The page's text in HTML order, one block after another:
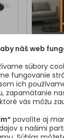
/
aj
NA
HOME
náš web
súbory
fungovanie
ich
zapamätanie
vás môžu
povolíte aj
s našimi